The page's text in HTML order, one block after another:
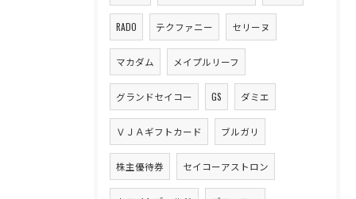
RADO テクファニー セリーヌ
マカダム メイプルリーフ
グランドセイコー GS ダミエ
ＶＪＡギフトカード ブルガリ
株主優待券 セイコーアストロン